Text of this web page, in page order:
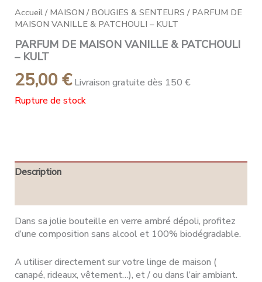
Accueil / MAISON / BOUGIES & SENTEURS / PARFUM DE
MAISON VANILLE & PATCHOULI – KULT
PARFUM DE MAISON VANILLE & PATCHOULI
– KULT
25,00€ Livraison gratuite dès 150 €
Rupture de stock
Description
Dans sa jolie bouteille en verre ambré dépoli, profitez
d’une composition sans alcool et 100% biodégradable.
A utiliser directement sur votre linge de maison (
canapé, rideaux, vêtement…), et / ou dans l’air ambiant.